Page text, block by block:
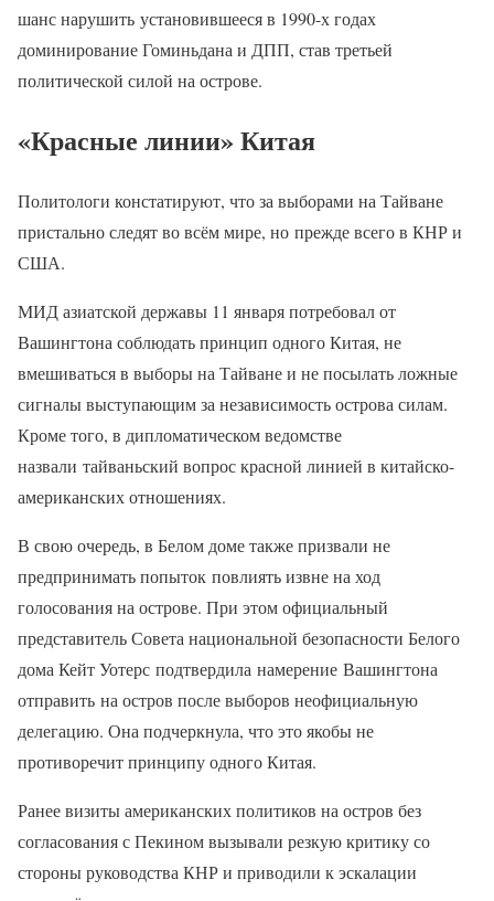
шанс нарушить установившееся в 1990-х годах
доминирование Гоминьдана и ДПП, став третьей
политической силой на острове.
«Красные линии» Китая
Политологи констатируют, что за выборами на Тайване
пристально следят во всём мире, но прежде всего в КНР и
США.
МИД азиатской державы 11 января потребовал от
Вашингтона соблюдать принцип одного Китая, не
вмешиваться в выборы на Тайване и не посылать ложные
сигналы выступающим за независимость острова силам.
Кроме того, в дипломатическом ведомстве
назвали тайваньский вопрос красной линией в китайско-
американских отношениях.
В свою очередь, в Белом доме также призвали не
предпринимать попыток повлиять извне на ход
голосования на острове. При этом официальный
представитель Совета национальной безопасности Белого
дома Кейт Уотерс подтвердила намерение Вашингтона
отправить на остров после выборов неофициальную
делегацию. Она подчеркнула, что это якобы не
противоречит принципу одного Китая.
Ранее визиты американских политиков на остров без
согласования с Пекином вызывали резкую критику со
стороны руководства КНР и приводили к эскалации